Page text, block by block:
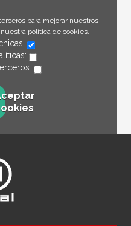
para mejorar nuestros
política de cookies.